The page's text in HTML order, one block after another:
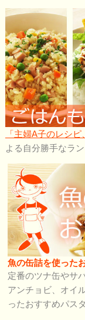
「主婦A子のレシ
よる自分勝手なラ
魚の缶詰を使った
定番のツナ缶やサ
アンチョビ、オイ
ったおすすめパス